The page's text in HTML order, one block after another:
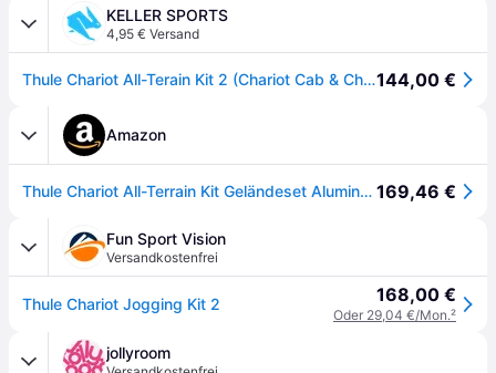
KELLER SPORTS
4,95 € Versand
Thule Chariot All-Terain Kit 2 (Chariot Cab & Chariot Lite) - Jetzt bei Keller Sports kaufen!144,00 €
Amazon
Thule Chariot All-Terrain Kit Geländeset Aluminum/Black, Double 169,46 €
Fun Sport Vision
Versandkostenfrei
Thule Chariot Jogging Kit 2 168,00 €
Oder 29,04 €/Mon.²
jollyroom